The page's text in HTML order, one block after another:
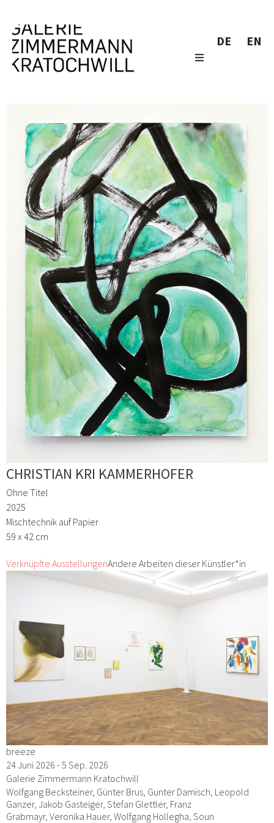
DE EN
CHRISTIAN KRI KAMMERHOFER
Ohne Titel
2025
Mischtechnik auf Papier
59 x 42 cm
Verknüpfte AusstellungenAndere Arbeiten dieser Künstler*in
breeze
24 Juni 2026 - 5 Sep. 2026
Galerie Zimmermann Kratochwill
Wolfgang Becksteiner, Günter Brus, Gunter Damisch, Leopold
Ganzer, Jakob Gasteiger, Stefan Glettler, Franz
Grabmayr, Veronika Hauer, Wolfgang Hollegha, Soun